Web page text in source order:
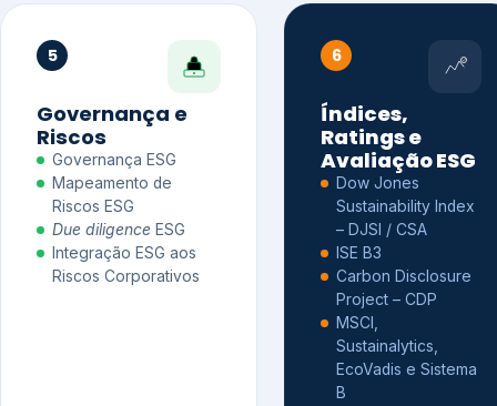
5
Governança e
Riscos
Governança ESG
Mapeamento de
Riscos ESG
Due diligence ESG
Integração ESG aos
Riscos Corporativos
6
Índices,
Ratings e
Avaliação ESG
Dow Jones
Sustainability Index
– DJSI / CSA
ISE B3
Carbon Disclosure
Project – CDP
MSCI,
Sustainalytics,
EcoVadis e Sistema
B